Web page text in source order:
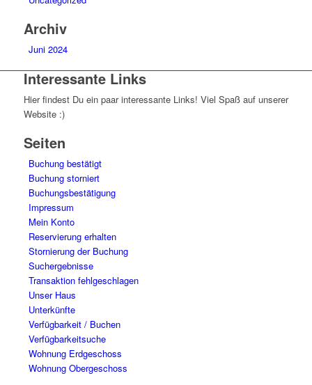
Archiv
Juni 2024
Interessante Links
Hier findest Du ein paar interessante Links! Viel Spaß auf unserer
Website :)
Seiten
Buchung bestätigt
Buchung storniert
Buchungsbestätigung
Impressum
Mein Konto
Reservierung erhalten
Stornierung der Buchung
Suchergebnisse
Transaktion fehlgeschlagen
Unser Haus
Unterkünfte
Verfügbarkeit / Buchen
Verfügbarkeitsuche
Wohnung Erdgeschoss
Wohnung Obergeschoss